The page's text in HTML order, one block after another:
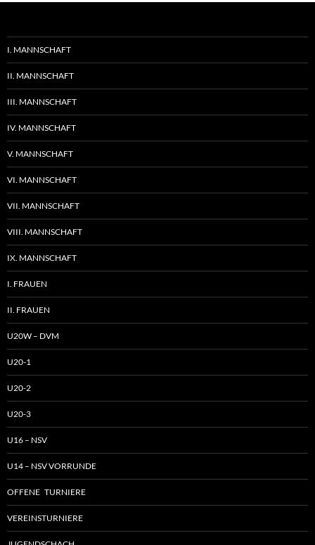
I. MANNSCHAFT
II. MANNSCHAFT
III. MANNSCHAFT
IV. MANNSCHAFT
V. MANNSCHAFT
VI. MANNSCHAFT
VII. MANNSCHAFT
VIII. MANNSCHAFT
IX. MANNSCHAFT
I. FRAUEN
II. FRAUEN
U20W – DVM
U20-1
U20-2
U20-3
U16 – NSV
U14 – NSV VORRUNDE
OFFENE TURNIERE
VEREINSTURNIERE